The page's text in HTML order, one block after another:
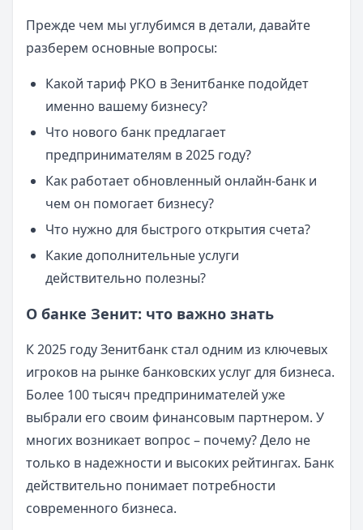
Прежде чем мы углубимся в детали, давайте
разберем основные вопросы:
Какой тариф РКО в Зенитбанке подойдет
именно вашему бизнесу?
Что нового банк предлагает
предпринимателям в 2025 году?
Как работает обновленный онлайн-банк и
чем он помогает бизнесу?
Что нужно для быстрого открытия счета?
Какие дополнительные услуги
действительно полезны?
О банке Зенит: что важно знать
К 2025 году Зенитбанк стал одним из ключевых
игроков на рынке банковских услуг для бизнеса.
Более 100 тысяч предпринимателей уже
выбрали его своим финансовым партнером. У
многих возникает вопрос – почему? Дело не
только в надежности и высоких рейтингах. Банк
действительно понимает потребности
современного бизнеса.